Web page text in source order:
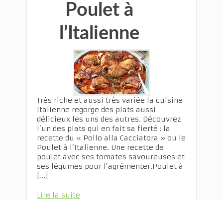
Poulet à
l’Italienne
Très riche et aussi très variée la cuisine
italienne regorge des plats aussi
délicieux les uns des autres. Découvrez
l’un des plats qui en fait sa fierté : la
recette du « Pollo alla Cacciatora » ou le
Poulet à l’Italienne. Une recette de
poulet avec ses tomates savoureuses et
ses légumes pour l’agrémenter.Poulet à
[…]
Lire la suite